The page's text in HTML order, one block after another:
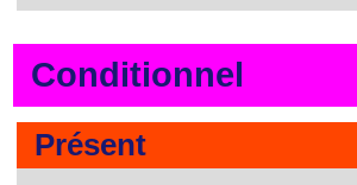
Conditionnel
Présent